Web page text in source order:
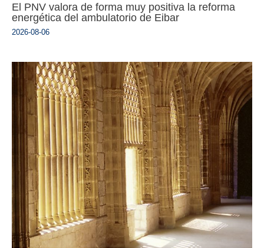
El PNV valora de forma muy positiva la reforma
energética del ambulatorio de Eibar
2026-08-06